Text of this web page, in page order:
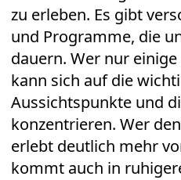
zu erleben. Es gibt
und Programme, die
dauern. Wer nur
kann sich auf die
Aussichtspunkte und
konzentrieren. Wer
erlebt deutlich mehr
kommt auch in